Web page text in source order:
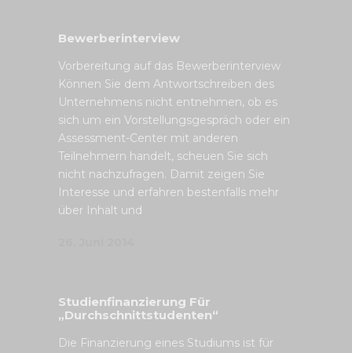
Bewerberinterview
Vorbereitung auf das Bewerberinterview
Können Sie dem Antwortschreiben des
Unternehmens nicht entnehmen, ob es
sich um ein Vorstellungsgespräch oder ein
Assessment-Center mit anderen
Teilnehmern handelt, scheuen Sie sich
nicht nachzufragen. Damit zeigen Sie
Interesse und erfahren bestenfalls mehr
über Inhalt und
Studienfinanzierung Für
„Durchschnittstudenten“
Die Finanzierung eines Studiums ist für